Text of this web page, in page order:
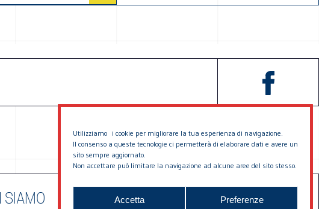
Utilizziamo i cookie per migliorare la tua esperienza di navigazione.
Il consenso a queste tecnologie ci permetterà di elaborare dati e avere un
sito sempre aggiornato.
Non accettare può limitare la navigazione ad alcune aree del sito stesso.
Accetta Preferenze
SIAMO SOSTIENICI CONTATTACI